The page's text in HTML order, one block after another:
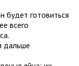
будет готовиться
всего
дальше